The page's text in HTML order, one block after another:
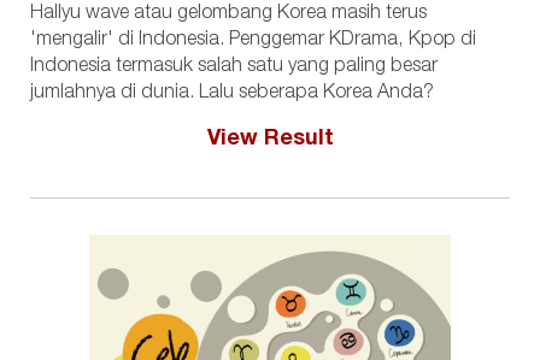
Hallyu wave atau gelombang Korea masih terus
'mengalir' di Indonesia. Penggemar KDrama, Kpop di
Indonesia termasuk salah satu yang paling besar
jumlahnya di dunia. Lalu seberapa Korea Anda?
View Result